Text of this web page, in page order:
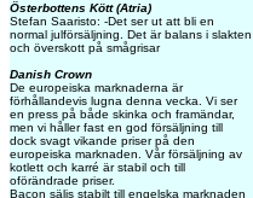
Österbottens Kött (Atria)
Stefan Saaristo: -Det ser ut att bli en
normal julförsäljning. Det är balans i slakten
och överskott på smågrisar
Danish Crown
De europeiska marknaderna är
förhållandevis lugna denna vecka. Vi ser
en press på både skinka och framändar,
men vi håller fast en god försäljning till
dock svagt vikande priser på den
europeiska marknaden. Vår försäljning av
kotlett och karré är stabil och till
oförändrade priser.
Bacon säljs stabilt till engelska marknaden